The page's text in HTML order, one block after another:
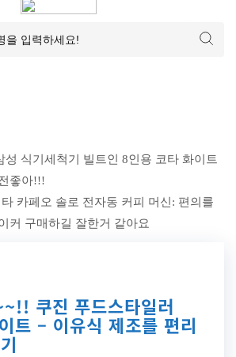
성 식기세척기 빌트인 8인용 코타 화이트
좋아!!!
카페오 솔로 전자동 커피 머신: 편의를
커 구매하길 잘한거 같아요
쿠진 푸드스타일러
트 – 이유식 제조를 편리